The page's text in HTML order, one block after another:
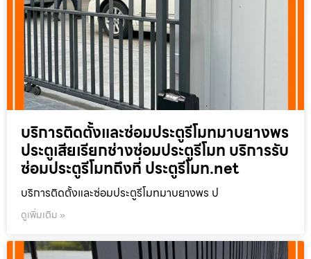
บริการติดตั้งและซ่อมประตูรีโมทมาบยางพร
ประตูเสียเรียกช่างซ่อมประตูรีโมท บริการรับ
ซ่อมประตูรีโมทถึงที่ ประตูรีโมท.net
บริการติดตั้งและซ่อมประตูรีโมทมาบยางพร ป
ดูเพิ่มเติม »